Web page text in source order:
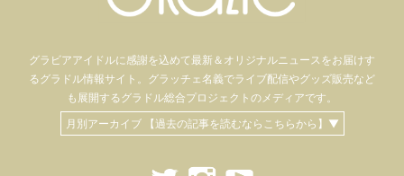
グラビアアイドルに感謝を込めて最新＆オリジナルニュースをお届けす
るグラドル情報サイト。 グラッチェ名義でライブ配信やグッズ販売など
も 展開するグラドル総合プロジェクトのメディアです。
月別アーカイブ 【過去の記事を読むならこちらから】▼